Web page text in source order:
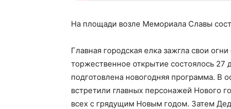
На площади возле Мемориала Славы
Главная городская елка зажгла свои
торжественное открытие состоялось 27
подготовлена новогодняя программа. В
встретили главных персонажей Нового
всех с грядущим Новым годом. Затем